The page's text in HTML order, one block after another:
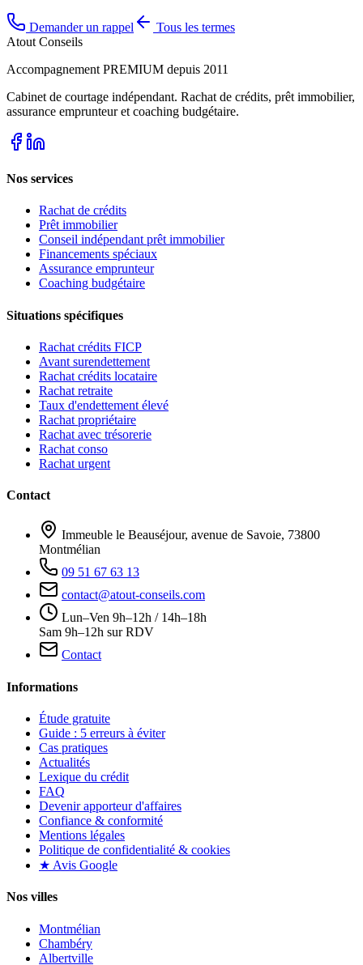
Demander un rappel
Tous les termes
Atout Conseils
Accompagnement PREMIUM depuis 2011
Cabinet de courtage indépendant. Rachat de crédits, prêt immobilier,
assurance emprunteur et coaching budgétaire.
Nos services
Rachat de crédits
Prêt immobilier
Conseil indépendant prêt immobilier
Financements spéciaux
Assurance emprunteur
Coaching budgétaire
Situations spécifiques
Rachat crédits FICP
Avant surendettement
Rachat crédits locataire
Rachat retraite
Taux d'endettement élevé
Rachat propriétaire
Rachat avec trésorerie
Rachat conso
Rachat urgent
Contact
Immeuble le Beauséjour, avenue de Savoie, 73800
Montmélian
09 51 67 63 13
contact@atout-conseils.com
Lun–Ven 9h–12h / 14h–18h
Sam 9h–12h sur RDV
Contact
Informations
Étude gratuite
Guide : 5 erreurs à éviter
Cas pratiques
Actualités
Lexique du crédit
FAQ
Devenir apporteur d'affaires
Confiance & conformité
Mentions légales
Politique de confidentialité & cookies
★ Avis Google
Nos villes
Montmélian
Chambéry
Albertville